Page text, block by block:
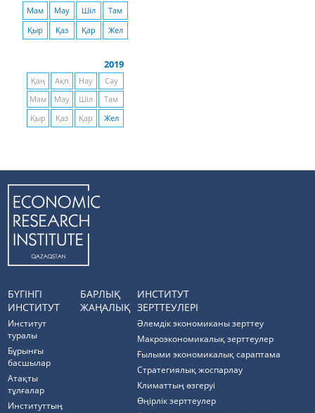
Мам
Мау Шіл
Там
Қыр
Қаз Қар Жел
2019
Қаң Ақп Нау
Сәу
Мам
Мау Шіл
Там
Қыр
Қаз Қар Жел
БҮГІНГІ
ИНСТИТУТ
Институт
туралы
Бұрынғы
басшылар
Атақты
тұлғалар
Институттың
БАРЛЫҚ
ЖАҢАЛЫҚ
ИНСТИТУТ
ЗЕРТТЕУЛЕРІ
Әлемдік экономиканы зерттеу
Макроэкономикалық зерттеулер
Ғылыми экономикалық сараптама
Стратегиялық жоспарлау
Климаттың өзгеруі
Өңірлік зерттеулер